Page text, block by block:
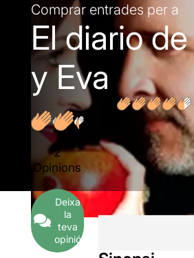
Comprar entrades per a
El diario
y Eva
2
Opinions
Deixa
la
teva
opinió